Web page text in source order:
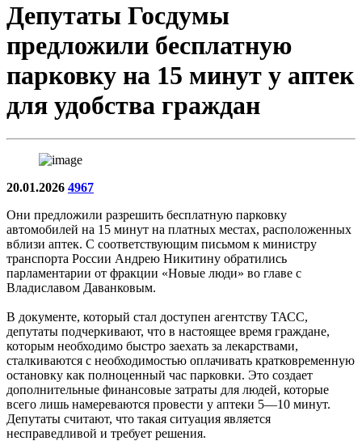
Депутаты Госдумы
предложили бесплатную
парковку на 15 минут у аптек
для удобства граждан
20.01.2026 4967
Они предложили разрешить бесплатную парковку
автомобилей на 15 минут на платных местах, расположенных
вблизи аптек. С соответствующим письмом к министру
транспорта России Андрею Никитину обратились
парламентарии от фракции «Новые люди» во главе с
Владиславом Даванковым.
В документе, который стал доступен агентству ТАСС,
депутаты подчеркивают, что в настоящее время граждане,
которым необходимо быстро заехать за лекарствами,
сталкиваются с необходимостью оплачивать кратковременную
остановку как полноценный час парковки. Это создает
дополнительные финансовые затраты для людей, которые
всего лишь намереваются провести у аптеки 5—10 минут.
Депутаты считают, что такая ситуация является
несправедливой и требует решения.